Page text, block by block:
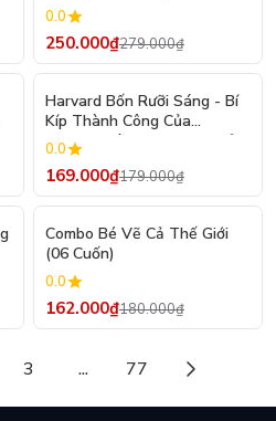
0.0
250.000₫279.000₫
- 6%
Harvard Bốn Rưỡi Sáng - Bí
Kíp Thành Công Của
Harvard Dành Cho Bạn Trẻ
(Tái Bản 2026)
0.0
169.000₫179.000₫
- 10%
Combo Bé Vẽ Cả Thế Giới
(06 Cuốn)
0.0
162.000₫180.000₫
3 ... 77